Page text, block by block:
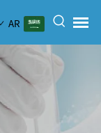
AR